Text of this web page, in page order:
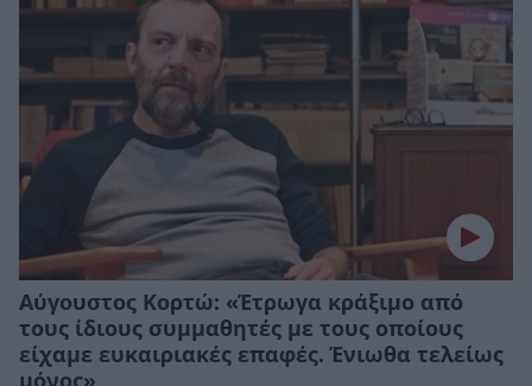
Αύγουστος Κορτώ: «Έτρωγα κράξιμο από
τους ίδιους συμμαθητές με τους οποίους
είχαμε ευκαιριακές επαφές. Ένιωθα τελείως
μόνος»